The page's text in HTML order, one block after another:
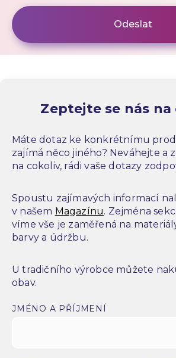
Zeptejte se nás na
Máte dotaz ke konkrétnímu
zajímá něco jiného? Neváhejte a
na cokoliv, rádi vaše dotazy
Spoustu zajímavých informací
v našem Magazínu. Zejména
víme vše je zaměřená na
barvy a údržbu.
U tradičního výrobce můžete
obav.
JMÉNO A PŘÍJMENÍ